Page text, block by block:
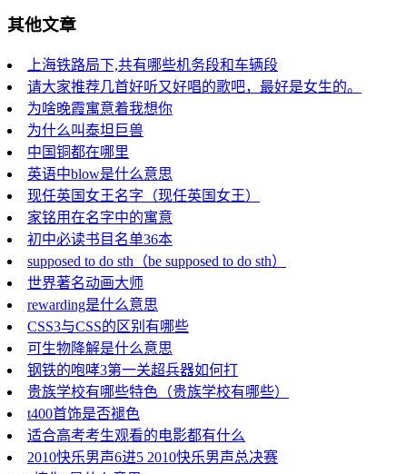
其他文章
上海铁路局下,共有哪些机务段和车辆段
请大家推荐几首好听又好唱的歌吧，最好是女生的。
为啥晚霞寓意着我想你
为什么叫泰坦巨兽
中国铜都在哪里
英语中blow是什么意思
现任英国女王名字（现任英国女王）
家铭用在名字中的寓意
初中必读书目名单36本
supposed to do sth（be supposed to do sth）
世界著名动画大师
rewarding是什么意思
CSS3与CSS的区别有哪些
可生物降解是什么意思
钢铁的咆哮3第一关超兵器如何打
贵族学校有哪些特色（贵族学校有哪些）
t400首饰是否褪色
适合高考考生观看的电影都有什么
2010快乐男声6进5 2010快乐男声总决赛